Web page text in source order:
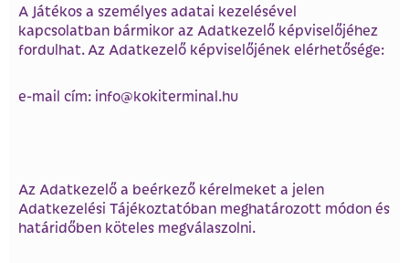
A Játékos a személyes adatai kezelésével
kapcsolatban bármikor az Adatkezelő képviselőjéhez
fordulhat. Az Adatkezelő képviselőjének elérhetősége:
e-mail cím: info@kokiterminal.hu
Az Adatkezelő a beérkező kérelmeket a jelen
Adatkezelési Tájékoztatóban meghatározott módon és
határidőben köteles megválaszolni.